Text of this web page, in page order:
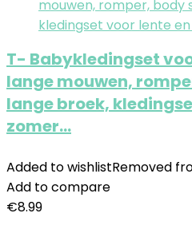
T- Babykledingset
lange mouwen,
lange broek,
zomer…
Added to wishlistRemoved
Add to compare
€8.99